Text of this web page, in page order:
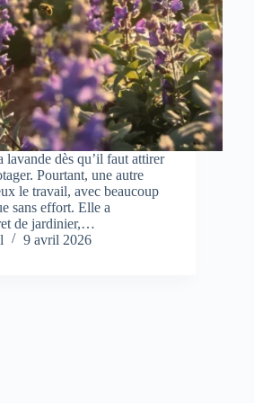
lavande dès qu’il faut attirer
Pourtant, une autre
le travail, avec beaucoup
sans effort. Elle a
de jardinier,…
9 avril 2026